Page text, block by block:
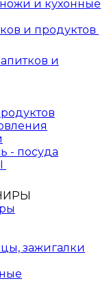
и кухонные
и продуктов
и
- посуда
зажигалки